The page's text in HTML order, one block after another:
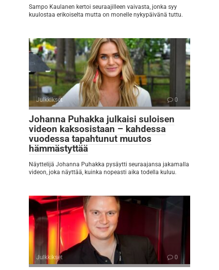
Sampo Kaulanen kertoi seuraajilleen vaivasta, jonka syy
kuulostaa erikoiselta mutta on monelle nykypäivänä tuttu.
Julkkikset 0
Johanna Puhakka julkaisi suloisen
videon kaksosistaan – kahdessa
vuodessa tapahtunut muutos
hämmästyttää
Näyttelijä Johanna Puhakka pysäytti seuraajansa jakamalla
videon, joka näyttää, kuinka nopeasti aika todella kuluu.
Julkkikset 0